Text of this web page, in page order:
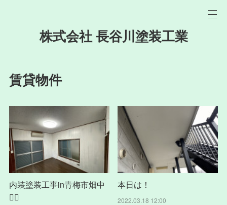
株式会社 長谷川塗装工業
賃貸物件
内装塗装工事in青梅市畑中
👷‍♂️
本日は！
2022.03.18 12:00